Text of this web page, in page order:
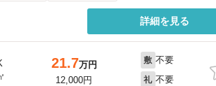
詳細を見る
21.7万円
12,000円
敷 不要
礼 不要